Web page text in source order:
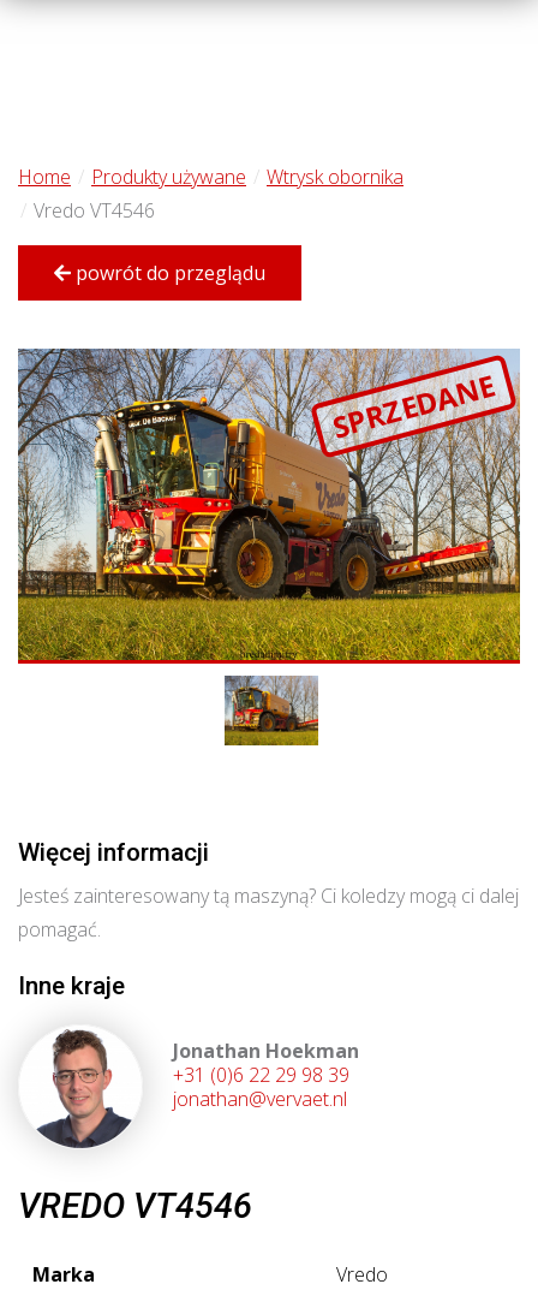
Home Produkty używane
Wtrysk obornika
Vredo VT4546
powrót do przeglądu
SPRZEDANE
Więcej informacji
Jesteś zainteresowany tą maszyną? Ci koledzy mogą ci dalej
pomagać.
Inne kraje
Jonathan Hoekman
+31 (0)6 22 29 98 39
jonathan@vervaet.nl
VREDO VT4546
Marka
Vredo